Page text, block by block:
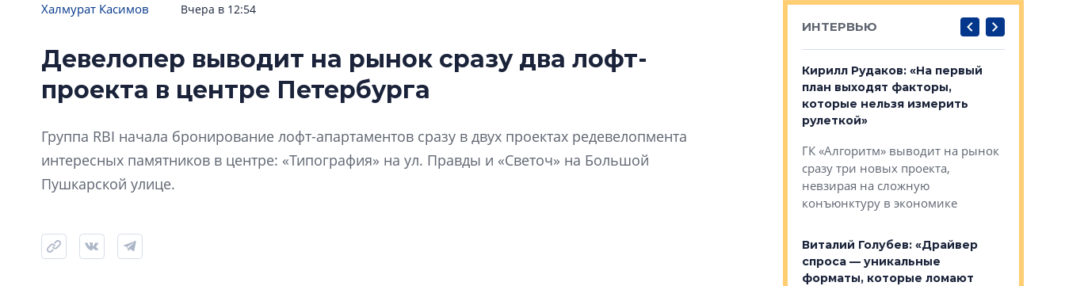
Халмурат Касимов Вчера в 12:54
Девелопер выводит на рынок сразу два лофт-
проекта в центре Петербурга
Группа RBI начала бронирование лофт-апартаментов сразу в двух проектах редевелопмента
интересных памятников в центре: «Типография» на ул. Правды и «Светоч» на Большой
Пушкарской улице.
ИНТЕРВЬЮ
Сергей Софронов: «Хороший
Что важнее для современного
жилого проекта: эстетика,
функциональность или
Кирилл Рудаков: «На первый
план выходят факторы,
которые нельзя измерить
рулеткой»
ГК «Алгоритм» выводит на рынок
сразу три новых проекта,
невзирая на сложную
конъюнктуру в экономике
Виталий Голубев: «Драйвер
спроса — уникальные
форматы, которые ломают